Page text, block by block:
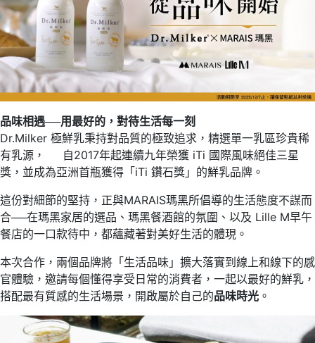
品味相遇──用最好的，對待生活每一刻
Dr.Milker 極鮮乳秉持對品質的極致追求，精選單一乳區珍貴稀
有乳源， 自2017年起連續九年榮獲 iTi 國際風味絕佳三星
獎，並成為亞洲首瓶獲得「iTi 鑽石獎」的鮮乳品牌。
這份對細節的堅持，正與MARAIS瑪黑所倡導的生活態度不謀而
合──在瑪黑家居的選品、瑪黑餐酒館的氛圍、以及 Lille M早午
餐店的一口款待中，都蘊藏著對美好生活的體現。
本次合作，兩個品牌將「生活品味」擴大落實到線上和線下的感
官體驗，邀請每個懂得享受日常的消費者，一起以最好的鮮乳，
搭配最有質感的生活場景，開啟屬於自己的品味時光 。